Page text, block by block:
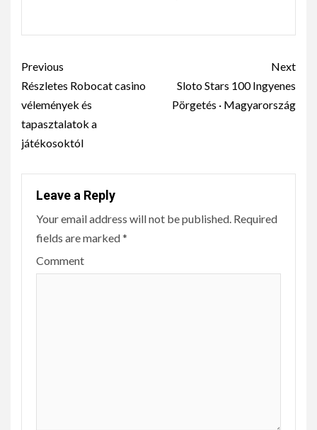
Continue
Reading
Previous
Részletes Robocat casino
vélemények és
tapasztalatok a
játékosoktól
Next
Sloto Stars 100 Ingyenes
Pörgetés · Magyarország
Leave a Reply
Your email address will not be published. Required
fields are marked*
Comment